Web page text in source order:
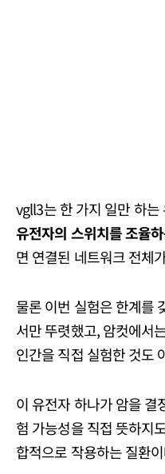
vgll3는 한 가지 일만 하는
유전자의 스위치를 조율
면 연결된 네트워크 전체
물론 이번 실험은 한계를
서만 뚜렷했고, 암컷에서
인간을 직접 실험한 것도
이 유전자 하나가 암을 결
험 가능성을 직접 뜻하지
합적으로 작용하는 질환